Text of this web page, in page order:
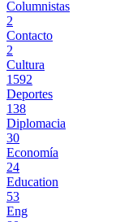
Columnistas
2
Contacto
2
Cultura
1592
Deportes
138
Diplomacia
30
Economía
24
Education
53
Eng